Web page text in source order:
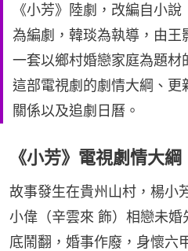
《小芳》陸劇，改編自小
為編劇，韓琰為執導，由王
一套以鄉村婚戀家庭為題材
這部電視劇的劇情大綱、更
關係以及追劇日曆。
《小芳》電視劇情大綱
故事發生在貴州山村，楊小
小偉（辛雲來 飾）相戀未
底鬧翻，婚事作廢，身懷六